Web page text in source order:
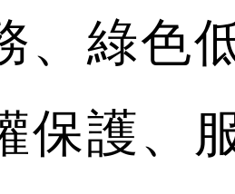
、綠色
保護、